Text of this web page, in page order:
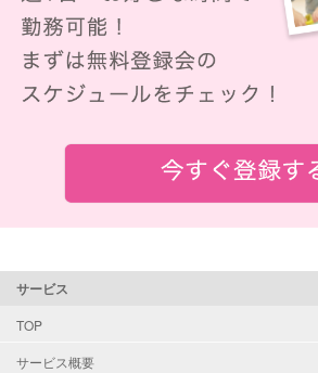
サービス
TOP
サービス概要